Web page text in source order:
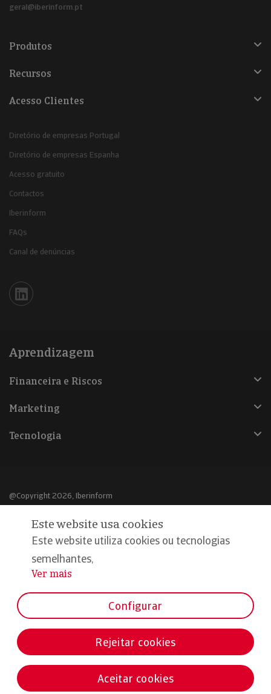
geral@iberinform.pt
Produtos
Recursos
Acesso Clientes
Diretório de empresas Portugal
Diretório de empresas Espanha
Acesso gratuito
Contactos
Iberinform
FAQs
Canal de denúncias
Iberinform en Linkedin
Aprendizagem
Financeira e Riscos
Marketing
Tecnologia
@Copyright 2026, Iberinform
Aviso legal
Política de cookies
Declaração de privacidade
Este website usa cookies
Este website utiliza cookies ou tecnologias
semelhantes,
...
Ver mais
Configurar
Rejeitar cookies
Aceitar cookies